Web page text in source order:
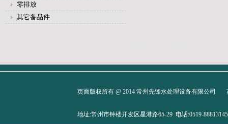
零排放
其它备品件
页面版权所有 @ 2014 常州先锋水处理设备有限公司
地址:常州市钟楼开发区星港路65-29 电话:0519-